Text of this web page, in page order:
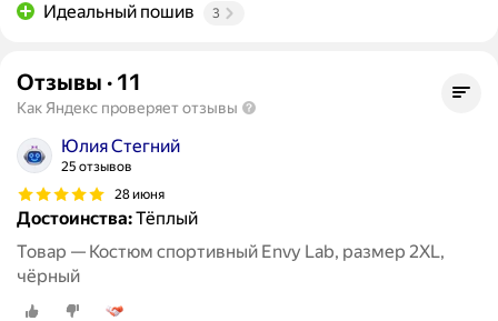
Идеальный пошив 3
Отзывы · 11
Как Яндекс проверяет отзывы
Юлия Стегний
25 отзывов
28 июня
Достоинства:Тёплый
Товар — Костюм спортивный Envy Lab, размер 2XL,
чёрный